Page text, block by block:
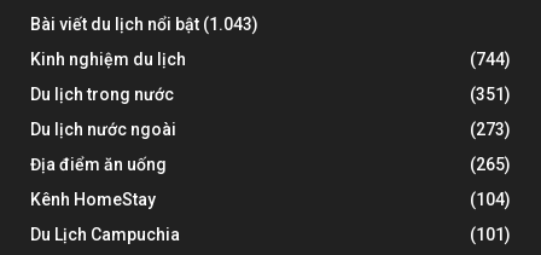
Bài viết du lịch nổi bật (1.043)
Kinh nghiệm du lịch
(744)
Du lịch trong nước
(351)
Du lịch nước ngoài
(273)
Địa điểm ăn uống
(265)
Kênh HomeStay
(104)
Du Lịch Campuchia
(101)